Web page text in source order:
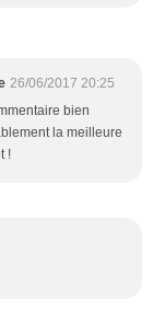
26/06/2017 20:25
bien
la meilleure
!